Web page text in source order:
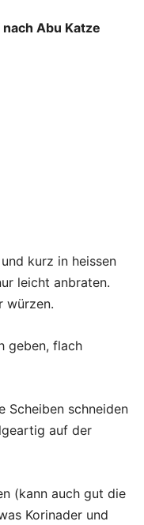
Abu Katze
kurz in heissen
leicht anbraten.
würzen.
geben, flach
Scheiben schneiden
auf der
(kann auch gut die
Korinader und